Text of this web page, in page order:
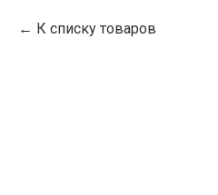
К списку товаров